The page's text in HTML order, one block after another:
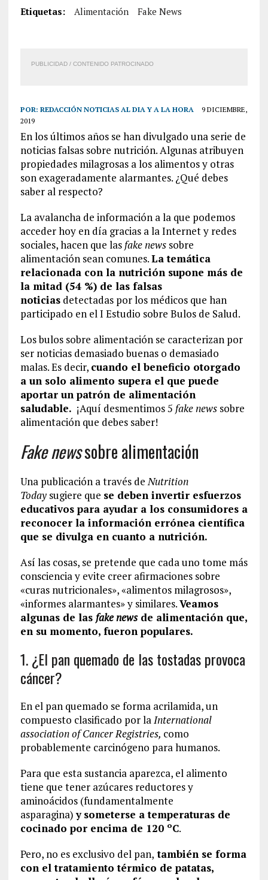
Etiquetas: Alimentación Fake News
PUBLICIDAD / CONTENIDO PATROCINADO
POR: REDACCIÓN NOTICIAS AL DIA Y A LA HORA
9 DICIEMBRE,
2019
En los últimos años se han divulgado una serie de
noticias falsas sobre nutrición. Algunas atribuyen
propiedades milagrosas a los alimentos y otras
son exageradamente alarmantes. ¿Qué debes
saber al respecto?
La avalancha de información a la que podemos
acceder hoy en día gracias a la Internet y redes
sociales, hacen que las fake newssobre
alimentación sean comunes.La temática
relacionada con la nutrición supone más de
la mitad (54 %) de las falsas
noticiasdetectadas por los médicos que han
participado en el I Estudio sobre Bulos de Salud.
Los bulos sobre alimentación se caracterizan por
ser noticias demasiado buenas o demasiado
malas. Es decir, cuando el beneficio otorgado
a un solo alimento supera el que puede
aportar un patrón de alimentación
saludable. ¡Aquí desmentimos 5 fake newssobre
alimentación que debes saber!
Fake newssobre alimentación
Una publicación a través deNutrition
Todaysugiere que se deben invertir esfuerzos
educativos para ayudar a los consumidores a
reconocer la información errónea científica
que se divulga en cuanto a nutrición.
Así las cosas, se pretende que cada uno tome más
consciencia y evite creer afirmaciones sobre
«curas nutricionales», «alimentos milagrosos»,
«informes alarmantes» y similares.Veamos
algunas de las fake newsde alimentación que,
en su momento, fueron populares.
1. ¿El pan quemado de las tostadas provoca
cáncer?
En el pan quemado se forma acrilamida, un
compuesto clasificado por laInternational
association of Cancer Registries, como
probablemente carcinógeno para humanos.
Para que esta sustancia aparezca, el alimento
tiene que tener azúcares reductores y
aminoácidos (fundamentalmente
asparagina)y someterse a temperaturas de
cocinado por encima de 120 ºC.
Pero, no es exclusivo del pan, también se forma
con el tratamiento térmico de patatas,